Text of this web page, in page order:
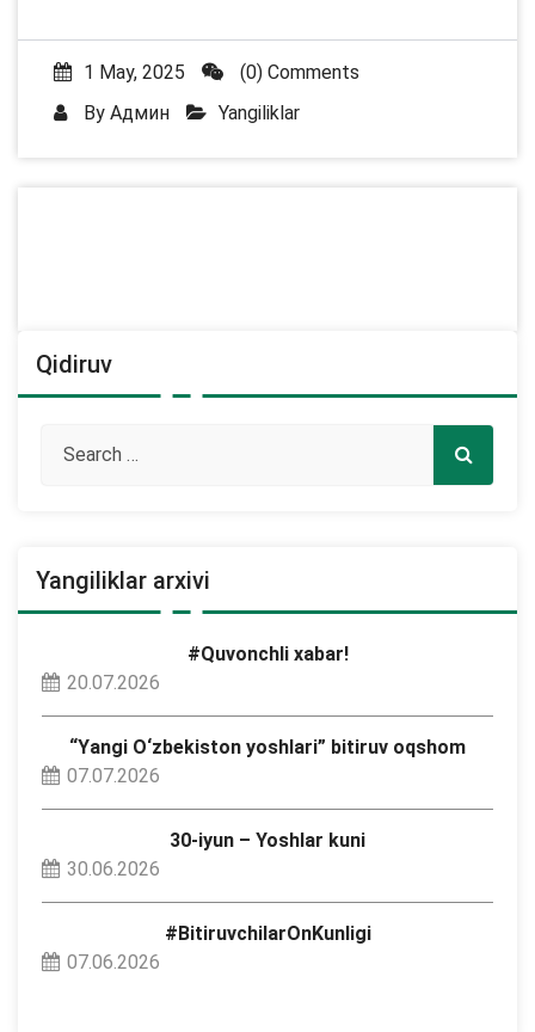
1 May, 2025
(0) Comments
By Админ Yangiliklar
Qidiruv
Yangiliklar arxivi
#Quvonchli xabar!
20.07.2026
“Yangi O‘zbekiston yoshlari” bitiruv oqshom
07.07.2026
30-iyun – Yoshlar kuni
30.06.2026
#BitiruvchilarOnKunligi
07.06.2026